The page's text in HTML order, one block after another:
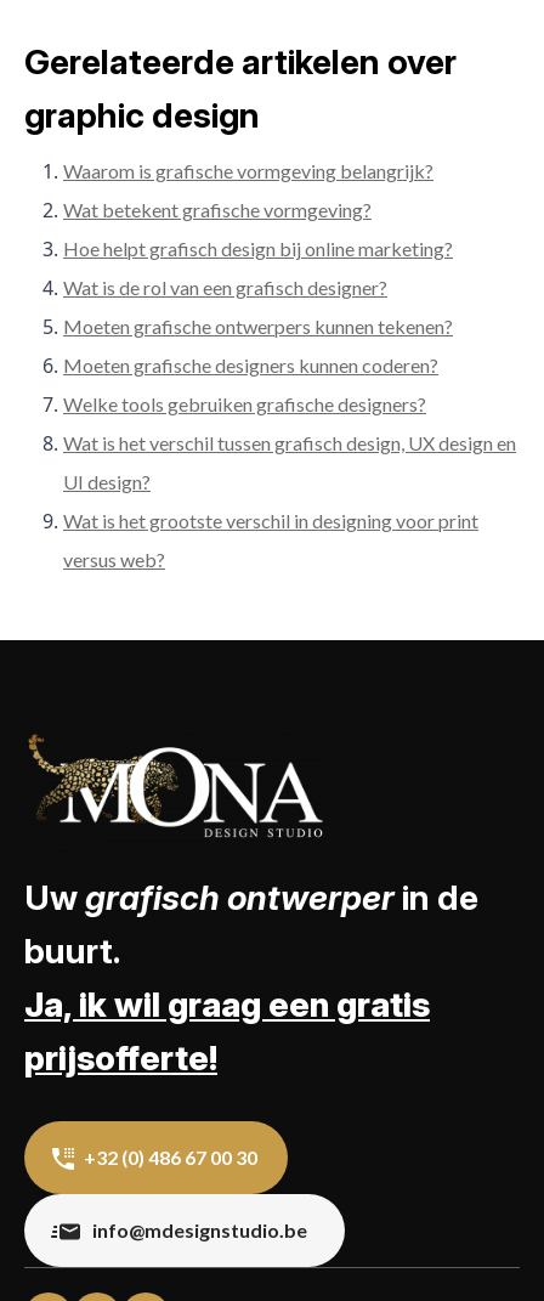
Gerelateerde artikelen over
graphic design
Waarom is grafische vormgeving belangrijk?
Wat betekent grafische vormgeving?
Hoe helpt grafisch design bij online marketing?
Wat is de rol van een grafisch designer?
Moeten grafische ontwerpers kunnen tekenen?
Moeten grafische designers kunnen coderen?
Welke tools gebruiken grafische designers?
Wat is het verschil tussen grafisch design, UX design en
UI design?
Wat is het grootste verschil in designing voor print
versus web?
Uwgrafisch ontwerperin de
buurt.
Ja, ik wil graag een gratis
prijsofferte!
+32 (0) 486 67 00 30
info@mdesignstudio.be